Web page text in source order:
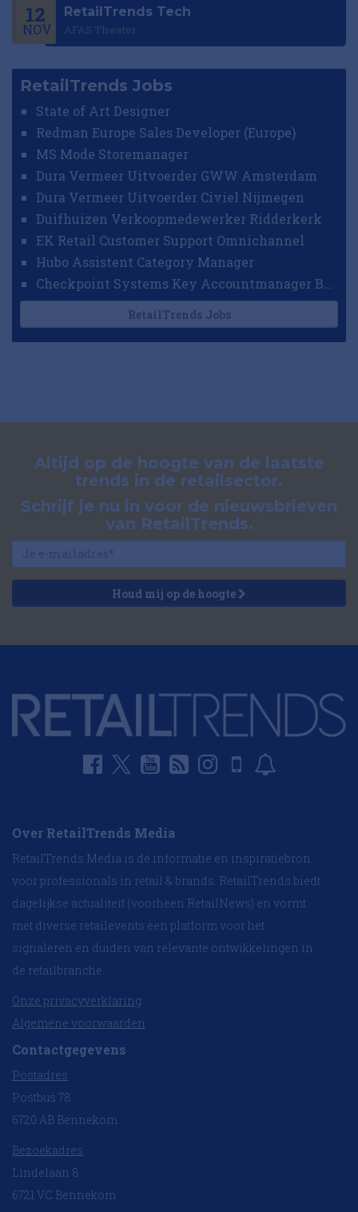
12
NOV
RetailTrends Tech
AFAS Theater
RetailTrends Jobs
State of Art Designer
Redman Europe Sales Developer (Europe)
MS Mode Storemanager
Dura Vermeer Uitvoerder GWW Amsterdam
Dura Vermeer Uitvoerder Civiel Nijmegen
Duifhuizen Verkoopmedewerker Ridderkerk
EK Retail Customer Support Omnichannel
Hubo Assistent Category Manager
RetailTrends Jobs
Altijd op de hoogte van de laatste
trends in de retailsector.
Schrijf je nu in voor de nieuwsbrieven
van RetailTrends.
Houd mij op de hoogte
Over RetailTrends Media
RetailTrends Media is dé informatie en inspiratiebron
voor professionals in retail & brands. RetailTrends biedt
dagelijkse actualiteit (voorheen RetailNews) en vormt
met diverse retailevents een platform voor het
signaleren en duiden van relevante ontwikkelingen in
de retailbranche.
Onze privacyverklaring
Algemene voorwaarden
Contactgegevens
Postadres
Postbus 78
6720 AB Bennekom
Bezoekadres
Lindelaan 8
6721 VC Bennekom